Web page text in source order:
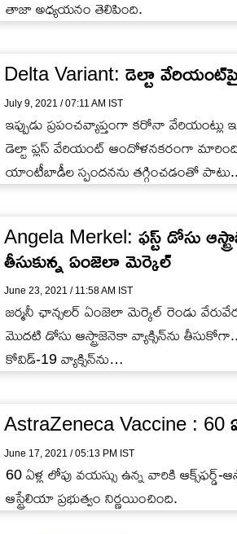
తాజా అధ్యయనం తెలిపింది.
Delta Variant: డెల్టా వేరియంట్‌పై
July 9, 2021 / 07:11 AM IST
ఇప్పుడు ప్రపంచవ్యాప్తంగా కరోనా
డెల్టా ప్లస్​ వేరియంట్ ఆందోళనకరంగా
యాంటీబాడీల స్పందనను తగ్గించడంతో
Angela Merkel: ఫస్ట్ డోసు
తీసుకున్న ఏంజెలా మెర్కెల్
June 23, 2021 / 11:58 AM IST
జర్మనీ ఛాన్సలర్ ఏంజెలా మెర్కెల్ రెండు
మొదటి డోసు ఆస్ట్రాజెనెకా వ్యాక్సిన్‌ను
కోవిడ్-19 వ్యాక్సిన్‌ను…
AstraZeneca Vaccine : 60
June 17, 2021 / 05:13 PM IST
60 ఏళ్ల లోపు వయస్సు ఉన్న వారికి ఆక్స్‌ఫర్డ్-
ఆస్ట్రేలియా ప్రభుత్వం నిర్ణయించింది.